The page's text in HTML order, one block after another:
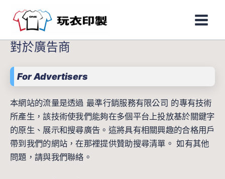
Main
對於廣告商
For Advertisers
本網站的流量是透過 最準行銷服務有限公司 的專有技術
所產生，該技術使我們能夠在多個平台上投放基於關鍵字
的原生、展示和搜尋廣告。這將具有相關興趣的合格用戶
帶到我們的網站，在那裡提供贊助搜尋清單。 如有其他
問題，請與我們聯絡。